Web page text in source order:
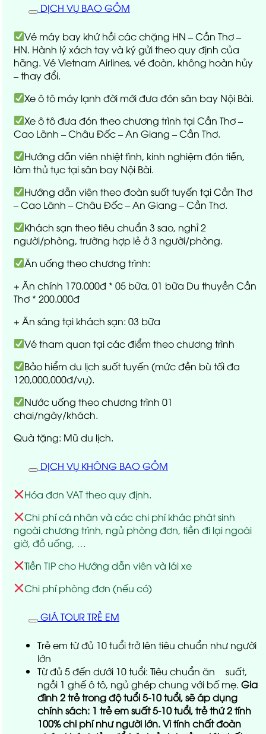
DỊCH VỤ BAO GỒM
Vé máy bay khứ hồi các chặng HN – Cần Thơ –
HN. Hành lý xách tay và ký gửi theo quy định của
hãng. Vé Vietnam Airlines, vé đoàn, không hoàn hủy
– thay đổi.
Xe ô tô máy lạnh đời mới đưa đón sân bay Nội Bài.
Xe ô tô đưa đón theo chương trình tại Cần Thơ –
Cao Lãnh – Châu Đốc – An Giang – Cần Thơ.
Hướng dẫn viên nhiệt tình, kinh nghiệm đón tiễn,
làm thủ tục tại sân bay Nội Bài.
Hướng dẫn viên theo đoàn suốt tuyến tại Cần Thơ
– Cao Lãnh – Châu Đốc – An Giang – Cần Thơ.
Khách sạn theo tiêu chuẩn 3 sao, nghỉ 2
người/phòng, trường hợp lẻ ở 3 người/phòng.
Ăn uống theo chương trình:
+ Ăn chính 170.000đ * 05 bữa, 01 bữa Du thuyền Cần
Thơ * 200.000đ
+ Ăn sáng tại khách sạn: 03 bữa
Vé tham quan tại các điểm theo chương trình
Bảo hiểm du lịch suốt tuyến (mức đền bù tối đa
120,000,000đ/vụ).
Nước uống theo chương trình 01
chai/ngày/khách.
Quà tặng: Mũ du lịch.
DỊCH VỤ KHÔNG BAO GỒM
Hóa đơn VAT theo quy định.
Chi phí cá nhân và các chi phí khác phát sinh
ngoài chương trình, ngủ phòng đơn, tiền đi lại ngoài
giờ, đồ uống, …
Tiền TIP cho Hướng dẫn viên và lái xe
Chi phí phòng đơn (nếu có)
GIÁ TOUR TRẺ EM
Trẻ em từ đủ 10 tuổi trở lên tiêu chuẩn như người
lớn
Từ đủ 5 đến dưới 10 tuổi: Tiêu chuẩn ăn ½ suất,
ngồi 1 ghế ô tô, ngủ ghép chung với bố mẹ. Gia
đình 2 trẻ trong độ tuổi 5-10 tuổi, sẽ áp dụng
chính sách: 1 trẻ em suất 5-10 tuổi, trẻ thứ 2 tính
100% chi phí như người lớn. Vì tính chất đoàn